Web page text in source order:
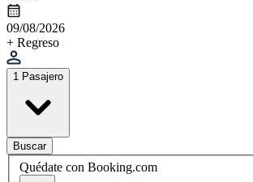
09/08/2026
+ Regreso
1 Pasajero
Buscar
Quédate con Booking.com